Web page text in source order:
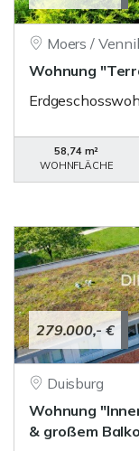
Moers /
Wohnung
58,74 m²
WOHNFLÄCHE
279.000,- €
Duisburg
Wohnung
& großem